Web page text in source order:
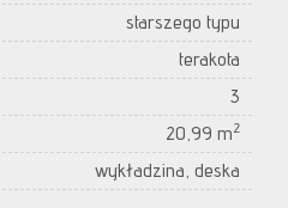
starszego typu
terakota
3
20,99 m2
wykładzina, deska